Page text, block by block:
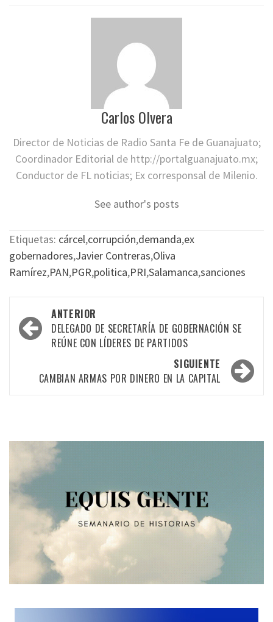
Carlos Olvera
Director de Noticias de Radio Santa Fe de Guanajuato;
Coordinador Editorial de http://portalguanajuato.mx;
Conductor de FL noticias; Ex corresponsal de Milenio.
See author's posts
Etiquetas: cárcel,corrupción,demanda,ex
gobernadores,Javier Contreras,Oliva
Ramírez,PAN,PGR,politica,PRI,Salamanca,sanciones
Navegación
por
entradas
ANTERIOR
DELEGADO DE SECRETARÍA DE GOBERNACIÓN SE
REÚNE CON LÍDERES DE PARTIDOS
SIGUIENTE
CAMBIAN ARMAS POR DINERO EN LA CAPITAL